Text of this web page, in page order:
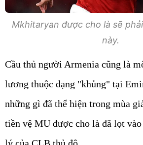
Mkhitaryan được cho là sẽ
này.
Cầu thủ người Armenia cũng là
lương thuộc dạng "khủng" tại
những gì đã thể hiện trong mùa
tiền vệ MU được cho là đã lọt vào